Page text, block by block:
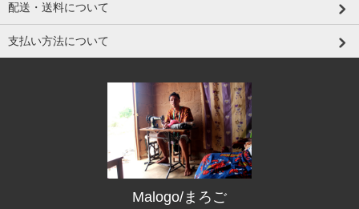
配送・送料について
支払い方法について
Malogo/まろご